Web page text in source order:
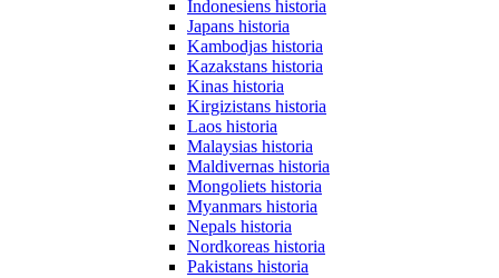
Indonesiens historia
Japans historia
Kambodjas historia
Kazakstans historia
Kinas historia
Kirgizistans historia
Laos historia
Malaysias historia
Maldivernas historia
Mongoliets historia
Myanmars historia
Nepals historia
Nordkoreas historia
Pakistans historia